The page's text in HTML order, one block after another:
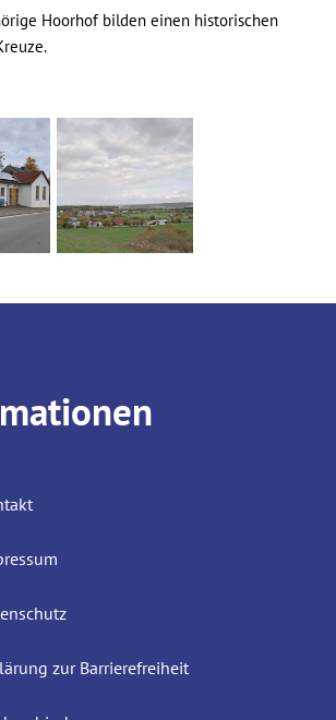
Hoorhof bilden einen historischen
zur Barrierefreiheit